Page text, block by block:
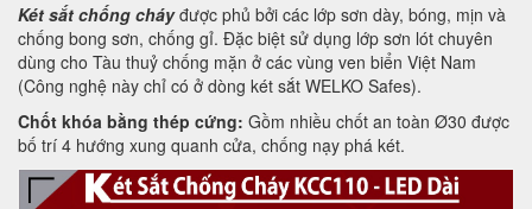
Két sắt chống cháyđược phủ bởi các lớp sơn dày, bóng, mịn và
chống bong sơn, chống gỉ. Đặc biệt sử dụng lớp sơn lót chuyên
dùng cho Tàu thuỷ chống mặn ở các vùng ven biển Việt Nam
(Công nghệ này chỉ có ở dòng két sắt WELKO Safes).
Chốt khóa bằng thép cứng: Gồm nhiều chốt an toàn Ø30 được
bố trí 4 hướng xung quanh cửa, chống nạy phá két.